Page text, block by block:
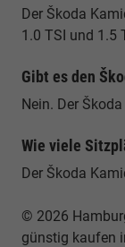
Der Škoda
1.0 TSI und 1.5
Gibt es den
Nein. Der
Wie viele
Der Škoda
© 2026
günstig kaufen